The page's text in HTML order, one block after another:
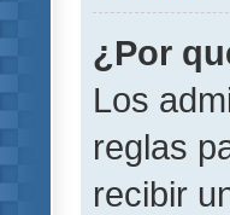
¿Por
Los
reglas
recibir